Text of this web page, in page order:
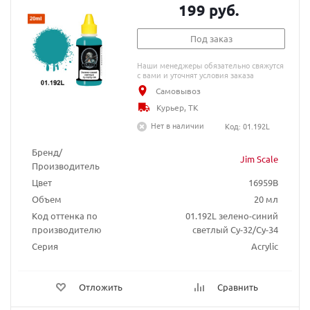
Бренд/
Производитель
Jim Scale
Цвет
16959B
Объем
20 мл
Код оттенка по
производителю
01.192L зелено-синий
светлый Су-32/Су-34
Серия
Acrylic
Отложить Сравнить
199 руб.
Под заказ
Наши менеджеры обязательно свяжутся
с вами и уточнят условия заказа
Самовывоз
Курьер, ТК
Нет в наличии
Код: 01.192L